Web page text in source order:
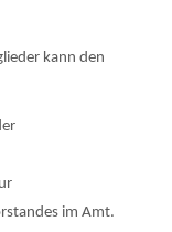
kann den
im Amt.